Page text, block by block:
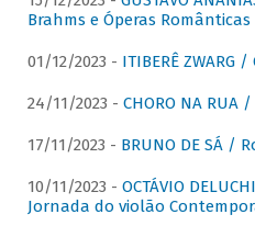
Brahms e Óperas Românticas
01/12/2023 - ITIBERÊ ZWARG
24/11/2023 - CHORO NA RUA
17/11/2023 - BRUNO DE SÁ /
10/11/2023 - OCTÁVIO
Jornada do violão